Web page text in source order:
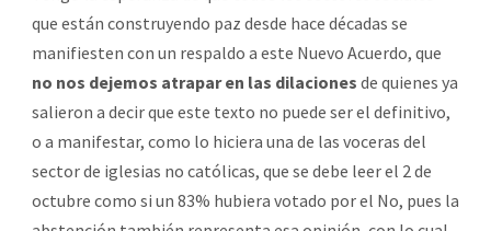
que están construyendo paz desde hace décadas se
manifiesten con un respaldo a este Nuevo Acuerdo, que
no nos dejemos atrapar en las dilaciones de quienes ya
salieron a decir que este texto no puede ser el definitivo,
o a manifestar, como lo hiciera una de las voceras del
sector de iglesias no católicas, que se debe leer el 2 de
octubre como si un 83% hubiera votado por el No, pues la